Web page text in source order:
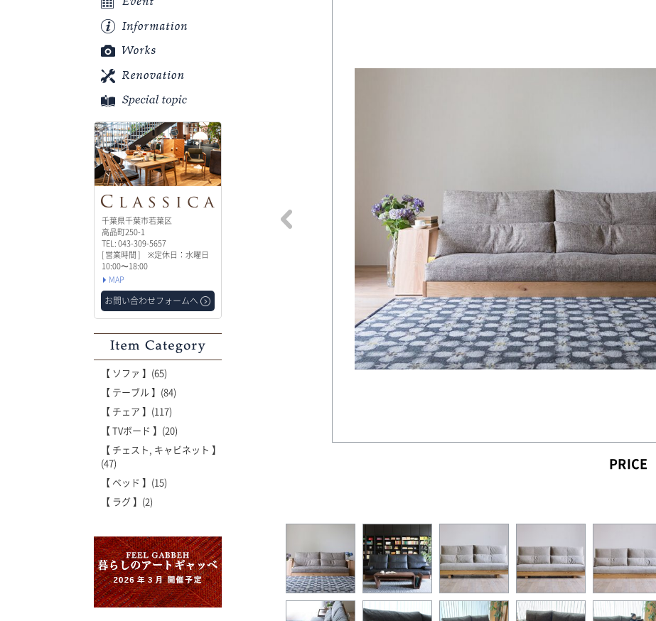
PRICE
千葉県千葉市若葉区
高品町250-1
TEL: 043-309-5657
[ 営業時間 ] ※定休日：水曜日
10:00〜18:00
MAP
お問い合わせフォームへ
【 ソファ 】(65)
【 テーブル 】(84)
【 チェア 】(117)
【 TVボード 】(20)
【 チェスト, キャビネット 】
(47)
【 ベッド 】(15)
【 ラグ 】(2)
'世界でたった一枚'に出会う 暮らしのアートギャッベ展